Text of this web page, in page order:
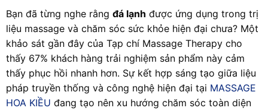
Bạn đã từng nghe rằng đá lạnh được ứng dụng trong trị
liệu massage và chăm sóc sức khỏe hiện đại chưa? Một
khảo sát gần đây của Tạp chí Massage Therapy cho
thấy 67% khách hàng trải nghiệm sản phẩm này cảm
thấy phục hồi nhanh hơn. Sự kết hợp sáng tạo giữa liệu
pháp truyền thống và công nghệ hiện đại tại MASSAGE
HOA KIỀU đang tạo nên xu hướng chăm sóc toàn diện